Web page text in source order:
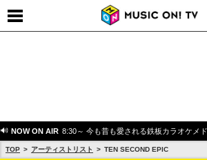
NOW ON AIR 8:30～ 今も昔も愛される鉄板カラオケメ
TOP アーティストリスト TEN SECOND EPIC